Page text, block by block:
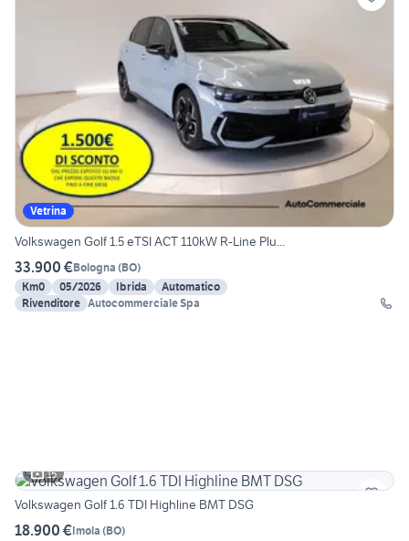
Vetrina
Volkswagen Golf 1.5 eTSI ACT 110kW R-Line Plu...
33.900 €Bologna (BO)
Km0
05/2026 Ibrida
Automatico
Rivenditore Autocommerciale Spa
15
Volkswagen Golf 1.6 TDI Highline BMT DSG
18.900 €Imola (BO)